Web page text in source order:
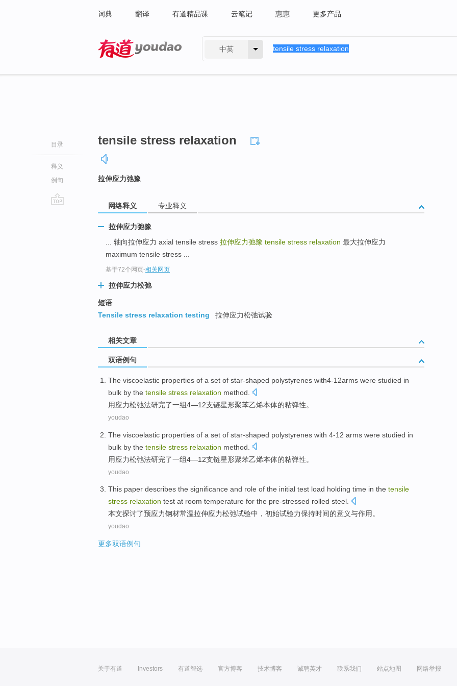
词典 翻译 有道精品课 云笔记 惠惠 更多产品
中英
目录
释义
例句
tensile stress relaxation
拉伸应力弛豫
网络释义 专业释义
拉伸应力弛豫
... 轴向拉伸应力 axial tensile stress 拉伸应力弛豫 tensile stress relaxation 最大拉伸应力
maximum tensile stress ...
基于72个网页-相关网页
拉伸应力松弛
短语
Tensile stress relaxation testing
拉伸应力松弛试验
相关文章
双语例句
The viscoelastic properties of a set of star-shaped polystyrenes with4-12arms were studied in
bulk by the tensile stress relaxation method
用应力松弛法研完了一组4—12支链星形聚苯乙烯本体的粘弹性。
youdao
The viscoelastic properties of a set of star-shaped polystyrenes with 4-12 arms were studied in
bulk by the tensile stress relaxation method
用应力松弛法研完了一组4—12支链星形聚苯乙烯本体的粘弹性。
youdao
This paper describes the significance and role of the initial test load holding time in the tensile
stress relaxation test at room temperature for the pre-stressed rolled steel.
本文探讨了预应力钢材常温拉伸应力松弛试验中 ， 初始试验力保持时间的意义与作用。
youdao
更多双语例句
关于有道 Investors 有道智选 官方博客 技术博客 诚聘英才 联系我们 站点地图 网络举报